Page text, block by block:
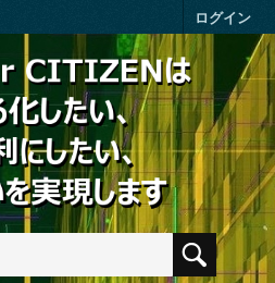
ログイン